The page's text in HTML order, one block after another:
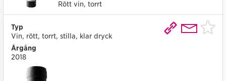
Rött vin, torrt
Typ
Vin, rött, torrt, stilla, klar dryck
Årgång
2018